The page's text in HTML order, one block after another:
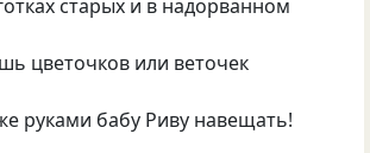
старых и в надорванном
цветочков или веточек
руками бабу Риву навещать!